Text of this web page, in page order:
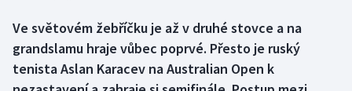
Box
Curling
Ve světovém žebříčku je až v druhé stovce a na
grandslamu hraje vůbec poprvé. Přesto je ruský
tenista Aslan Karacev na Australian Open k